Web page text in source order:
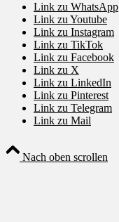
Link zu WhatsApp
Link zu Youtube
Link zu Instagram
Link zu TikTok
Link zu Facebook
Link zu X
Link zu LinkedIn
Link zu Pinterest
Link zu Telegram
Link zu Mail
Nach oben scrollen